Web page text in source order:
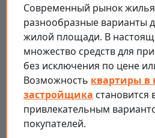
Современный рынок жилья
разнообразные варианты
жилой площади. В
множество средств для
без исключения по цене
Возможность квартиры в
застройщика становится
привлекательным
покупателей.